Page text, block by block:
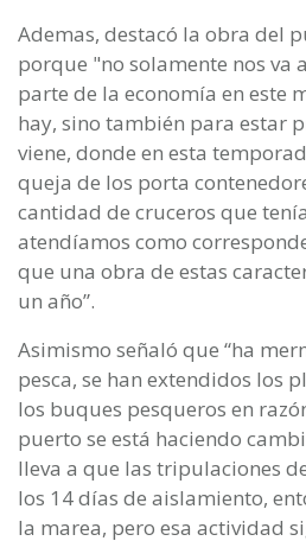
Ademas, destacó la obra del
porque "no solamente nos va
parte de la economía en este
hay, sino también para estar
viene, donde en esta
queja de los porta
cantidad de cruceros que
atendíamos como
que una obra de estas
un año”.
Asimismo señaló que “ha
pesca, se han extendidos los
los buques pesqueros en
puerto se está haciendo
lleva a que las tripulaciones
los 14 días de aislamiento,
la marea, pero esa actividad